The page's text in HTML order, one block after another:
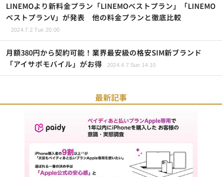
LINEMOより新料金プラン「LINEMOベストプラン」「LINEMO
ベストプランV」が発表 他の料金プランと徹底比較
2024.7.2 Tue 20:00
月額380円から契約可能！業界最安級の格安SIM新ブランド
「アイサポモバイル」がお得
2024.4.7 Sun 14:10
最新記事